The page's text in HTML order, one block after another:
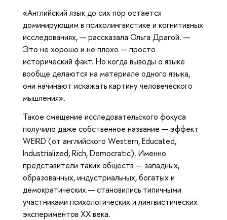
«Английский язык до сих пор остается
доминирующим в психолингвистике и когнитивных
исследованиях, — рассказала Ольга Драгой. —
Это не хорошо и не плохо — просто
исторический факт. Но когда выводы о языке
вообще делаются на материале одного языка,
они начинают искажать картину человеческого
мышления».
Такое смещение исследовательского фокуса
получило даже собственное название — эффект
WEIRD (от английского Western, Educated,
Industrialized, Rich, Democratic). Именно
представители таких обществ — западных,
образованных, индустриальных, богатых и
демократических — становились типичными
участниками психологических и лингвистических
экспериментов XX века.